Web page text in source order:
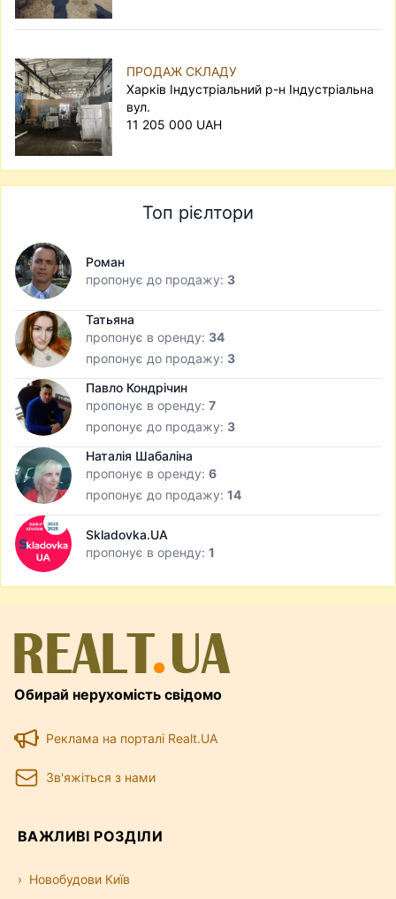
ПРОДАЖ СКЛАДУ
Харків Індустріальний р-н Індустріальна
вул.
11 205 000 UAH
Топ рієлтори
Роман
пропонує до продажу: 3
Татьяна
пропонує в оренду: 34
пропонує до продажу: 3
Павло Кондрічин
пропонує в оренду: 7
пропонує до продажу: 3
Наталія Шабаліна
пропонує в оренду: 6
пропонує до продажу: 14
Skladovka.UA
пропонує в оренду: 1
Обирай нерухомість свідомо
Реклама на порталі Realt.UA
Зв'яжіться з нами
ВАЖЛИВІ РОЗДІЛИ
Новобудови Київ